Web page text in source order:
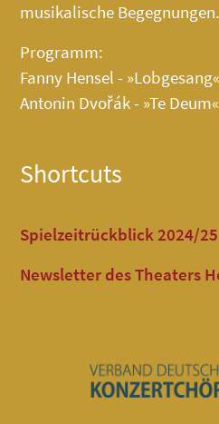
musikalische Begegnungen.
Programm:
Fanny Hensel - »Lobgesang«
Antonin Dvořák - »Te Deum«
Shortcuts
Spielzeitrückblick 2024/25
Newsletter des Theaters